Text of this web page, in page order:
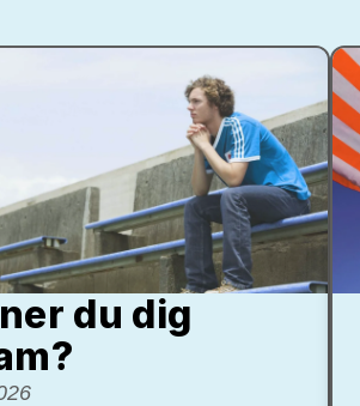
du dig